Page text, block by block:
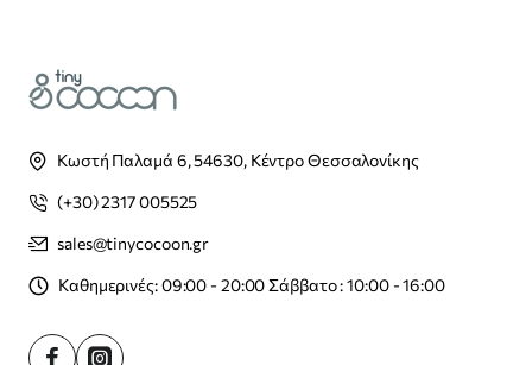
Κωστή Παλαμά 6, 54630, Κέντρο Θεσσαλονίκης
(+30) 2317 005525
sales@tinycocoon.gr
Καθημερινές: 09:00 - 20:00 Σάββατο : 10:00 - 16:00